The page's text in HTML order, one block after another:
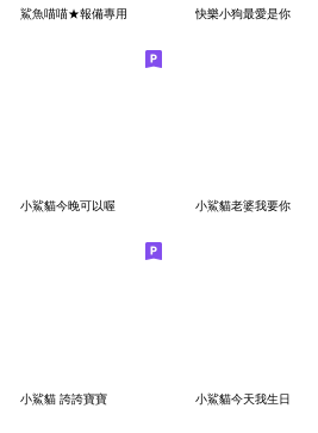
鯊魚喵喵★報備專用 快樂小狗最愛是你
小鯊貓今晚可以喔 小鯊貓老婆我要你
小鯊貓 誇誇寶寶 小鯊貓今天我生日